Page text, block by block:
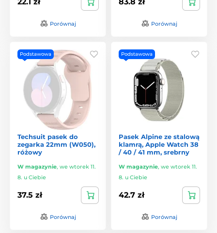
Porównaj Porównaj
Podstawowa
Techsuit pasek do
zegarka 22mm (W050),
różowy
W magazynie, we wtorek 11.
8. u Ciebie
37.5 zł
Porównaj
Podstawowa
Pasek Alpine ze stalową
klamrą, Apple Watch 38
/ 40 / 41 mm, srebrny
W magazynie, we wtorek 11.
8. u Ciebie
42.7 zł
Porównaj